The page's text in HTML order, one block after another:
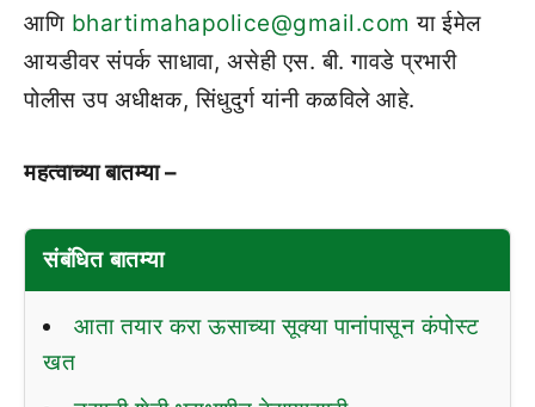
आणि bhartimahapolice@gmail.com या ईमेल
आयडीवर संपर्क साधावा, असेही एस. बी. गावडे प्रभारी
पोलीस उप अधीक्षक, सिंधुदुर्ग यांनी कळविले आहे.
महत्वाच्या बातम्या –
संबंधित बातम्या
आता तयार करा ऊसाच्या सूक्या पानांपासून कंपोस्ट
खत